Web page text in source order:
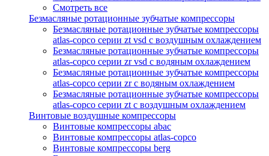
Смотреть все
Безмасляные ротационные зубчатые компрессоры
Безмасляные ротационные зубчатые компрессоры
atlas-copco серии zt vsd с воздушным охлаждением
Безмасляные ротационные зубчатые компрессоры
atlas-copco серии zr vsd с водяным охлаждением
Безмасляные ротационные зубчатые компрессоры
atlas-copco серии zr с водяным охлаждением
Безмасляные ротационные зубчатые компрессоры
atlas-copco серии zt с воздушным охлаждением
Винтовые воздушные компрессоры
Винтовые компрессоры abac
Винтовые компрессоры atlas-copco
Винтовые компрессоры berg